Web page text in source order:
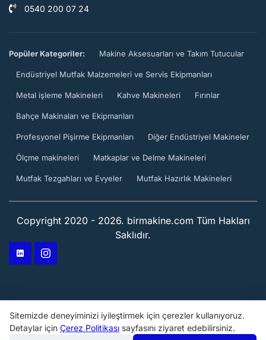
0540 200 07 24
Popüler Kategoriler: Makine Aksesuarları ve Takım Tutucular
Endüstriyel Mutfak Malzemeleri ve Servis Ekipmanları
Metal işleme Makineleri Kahve Makineleri Fırınlar
Bahçe Makinaları ve Ekipmanları
Profesyonel Pişirme Ekipmanları Diğer Endüstriyel Makineler
Ölçme makineleri Matkaplar ve Delme Makineleri
Mutfak Tezgahları ve Evyeler Mutfak Hazırlık Makineleri
Copyright 2020 - 2026. birmakine.com Tüm Hakları
Saklıdır.
Sitemizde deneyiminizi iyileştirmek için çerezler kullanıyoruz.
Detaylar için Çerez Politikası sayfasını ziyaret edebilirsiniz.